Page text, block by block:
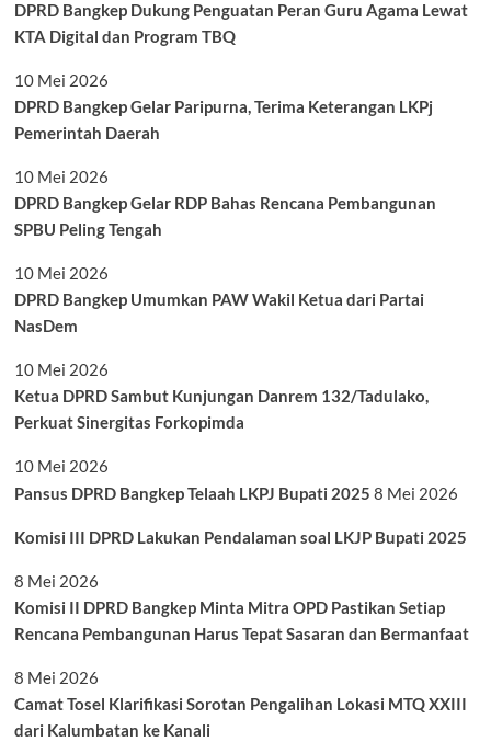
DPRD Bangkep Dukung Penguatan Peran Guru Agama Lewat
KTA Digital dan Program TBQ
10 Mei 2026
DPRD Bangkep Gelar Paripurna, Terima Keterangan LKPj
Pemerintah Daerah
10 Mei 2026
DPRD Bangkep Gelar RDP Bahas Rencana Pembangunan
SPBU Peling Tengah
10 Mei 2026
DPRD Bangkep Umumkan PAW Wakil Ketua dari Partai
NasDem
10 Mei 2026
Ketua DPRD Sambut Kunjungan Danrem 132/Tadulako,
Perkuat Sinergitas Forkopimda
10 Mei 2026
Pansus DPRD Bangkep Telaah LKPJ Bupati 2025 8 Mei 2026
Komisi III DPRD Lakukan Pendalaman soal LKJP Bupati 2025
8 Mei 2026
Komisi II DPRD Bangkep Minta Mitra OPD Pastikan Setiap
Rencana Pembangunan Harus Tepat Sasaran dan Bermanfaat
8 Mei 2026
Camat Tosel Klarifikasi Sorotan Pengalihan Lokasi MTQ XXIII
dari Kalumbatan ke Kanali